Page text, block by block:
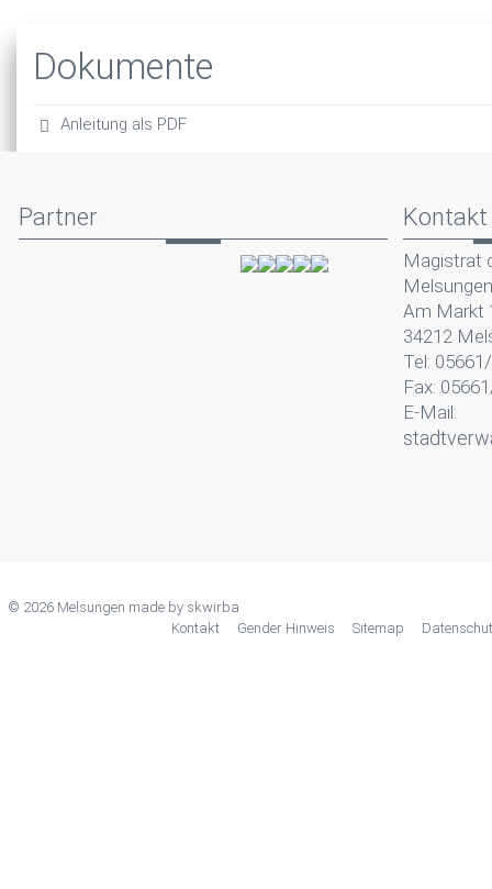
Dokumente
Anleitung als PDF
Partner Kontakt
Magistrat
Melsungen
Am Markt
34212
Tel:
Fax:
E-Mail:
© 2026 Melsungen made by skwirba
Kontakt
Gender Hinweis Sitemap